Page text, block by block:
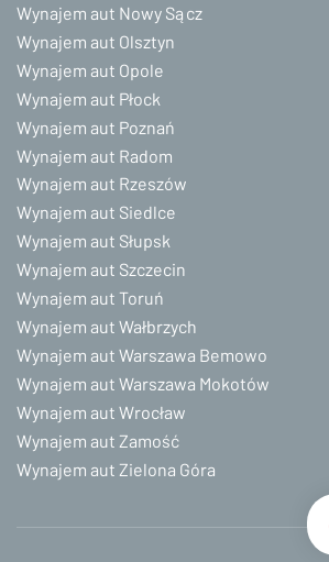
Wynajem aut Nowy Sącz
Wynajem aut Olsztyn
Wynajem aut Opole
Wynajem aut Płock
Wynajem aut Poznań
Wynajem aut Radom
Wynajem aut Rzeszów
Wynajem aut Siedlce
Wynajem aut Słupsk
Wynajem aut Szczecin
Wynajem aut Toruń
Wynajem aut Wałbrzych
Wynajem aut Warszawa Bemowo
Wynajem aut Warszawa Mokotów
Wynajem aut Wrocław
Wynajem aut Zamość
Wynajem aut Zielona Góra